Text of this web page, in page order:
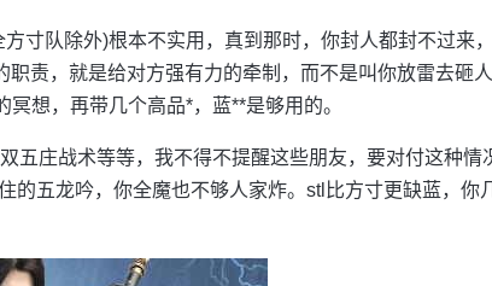
寸队除外)根本不实用，真到那时，你封人都封不过来
责，就是给对方强有力的牵制，而不是叫你放雷去砸
想，再带几个高品*，蓝**是够用的。
五庄战术等等，我不得不提醒这些朋友，要对付这种情
的五龙吟，你全魔也不够人家炸。stl比方寸更缺蓝，你